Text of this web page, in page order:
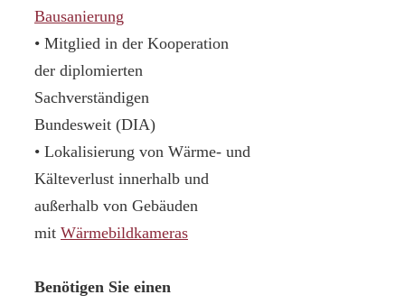
Bausanierung
• Mitglied in der Kooperation
der diplomierten
Sachverständigen
Bundesweit (DIA)
• Lokalisierung von Wärme- und
Kälteverlust innerhalb und
außerhalb von Gebäuden
mit Wärmebildkameras
Benötigen Sie einen